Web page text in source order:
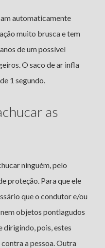
automaticamente
muito brusca e tem
de um possível
O saco de ar infla
1 segundo.
as
ninguém, pelo
proteção. Para que ele
que o condutor e/ou
objetos pontiagudos
dirigindo, pois, estes
a pessoa. Outra